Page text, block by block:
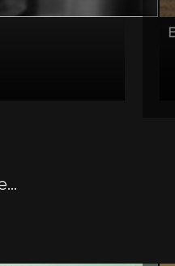
Añadidos recientemente